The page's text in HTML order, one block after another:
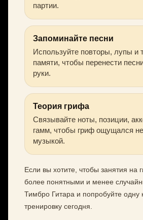
партии.
Запоминайте песни
Используйте повторы, лупы и
памяти, чтобы перенести
руки.
Теория грифа
Связывайте ноты, позиции,
гамм, чтобы гриф ощущался
музыкой.
Если вы хотите, чтобы занятия на
более понятными и менее
Тимбро Гитара и попробуйте одну
тренировку сегодня.